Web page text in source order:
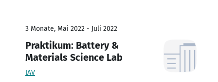
3 Monate, Mai 2022 - Juli 2022
Praktikum: Battery &
Materials Science Lab
IAV